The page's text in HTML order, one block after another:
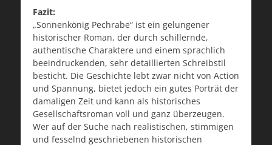
Fazit:
„Sonnenkönig Pechrabe“ ist ein gelungener
historischer Roman, der durch schillernde,
authentische Charaktere und einem sprachlich
beeindruckenden, sehr detaillierten Schreibstil
besticht. Die Geschichte lebt zwar nicht von Action
und Spannung, bietet jedoch ein gutes Porträt der
damaligen Zeit und kann als historisches
Gesellschaftsroman voll und ganz überzeugen.
Wer auf der Suche nach realistischen, stimmigen
und fesselnd geschriebenen historischen